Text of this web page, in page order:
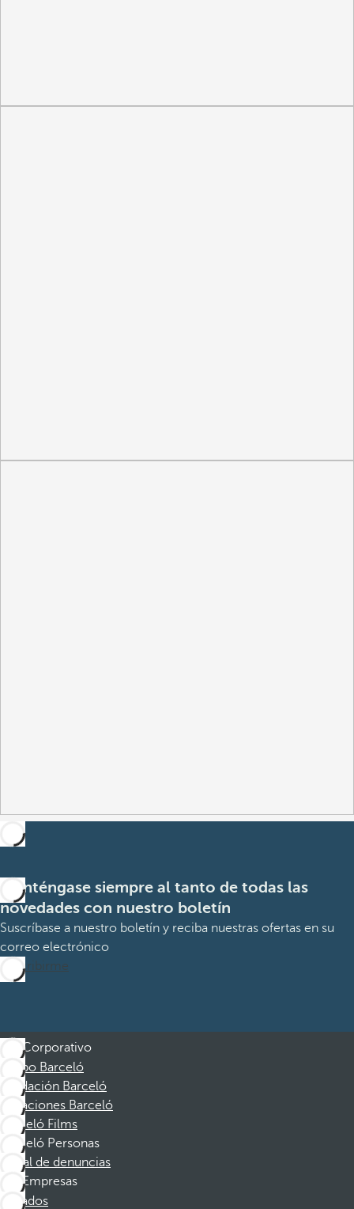
Manténgase siempre al tanto de todas las
novedades con nuestro boletín
Suscríbase a nuestro boletín y reciba nuestras ofertas en su
correo electrónico
Suscribirme
Corporativo
Grupo Barceló
Fundación Barceló
Vacaciones Barceló
Barceló Films
Barceló Personas
Canal de denuncias
Empresas
Afiliados